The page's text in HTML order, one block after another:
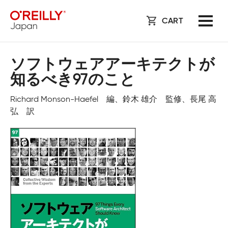
CART
ソフトウェアアーキテクトが
知るべき97のこと
Richard Monson-Haefel 編、鈴木 雄介 監修、長尾 高
弘 訳